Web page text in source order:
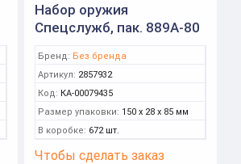
Набор оружия
Спецслужб, пак. 889A-80
Бренд: Без бренда
Артикул: 2857932
Код: КА-00079435
Размер упаковки: 150 x 28 x 85 мм
В коробке: 672 шт.
Чтобы сделать заказ